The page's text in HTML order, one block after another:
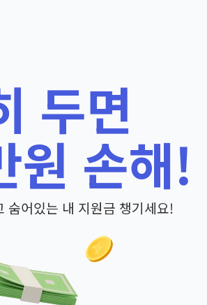
두면
원 손해!
숨어있는 내 지원금 챙기세요!